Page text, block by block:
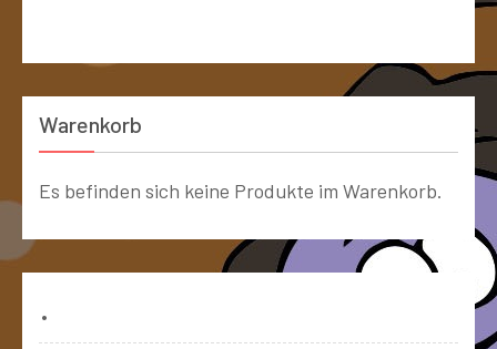
Warenkorb
Es befinden sich keine Produkte im Warenkorb.